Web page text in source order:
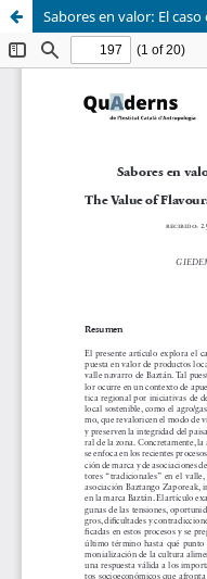
Sabores en valor: El